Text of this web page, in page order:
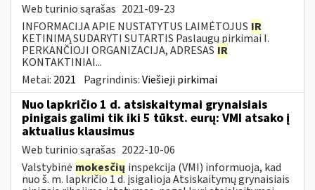
Web turinio sąrašas 2021-09-23
INFORMACIJA APIE NUSTATYTUS LAIMĖTOJUS IR
KETINIMĄ SUDARYTI SUTARTIS Paslaugų pirkimai I.
PERKANČIOJI ORGANIZACIJA, ADRESAS IR
KONTAKTINIAI...
Metai: 2021 Pagrindinis:Viešieji pirkimai
Nuo lapkričio 1 d. atsiskaitymai grynaisiais
pinigais galimi tik iki 5 tūkst. eurų: VMI atsako į
aktualius klausimus
Web turinio sąrašas 2022-10-06
Valstybinė mokesčių inspekcija (VMI) informuoja, kad
nuo š. m. lapkričio 1 d. įsigalioja Atsiskaitymų grynaisiais